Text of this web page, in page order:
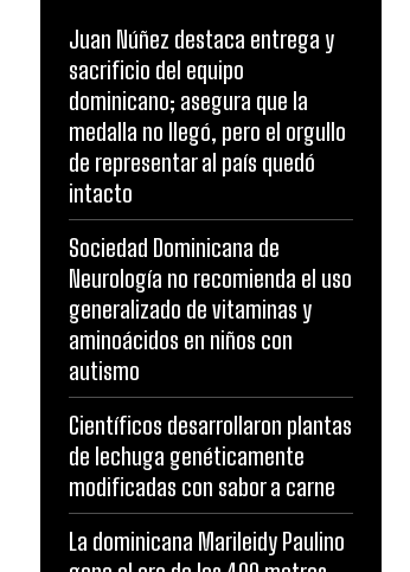
Juan Núñez destaca entrega y
sacrificio del equipo
dominicano; asegura que la
medalla no llegó, pero el orgullo
de representar al país quedó
intacto
Sociedad Dominicana de
Neurología no recomienda el uso
generalizado de vitaminas y
aminoácidos en niños con
autismo
Científicos desarrollaron plantas
de lechuga genéticamente
modificadas con sabor a carne
La dominicana Marileidy Paulino